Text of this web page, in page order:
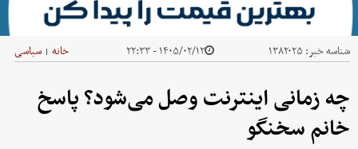
شناسه خبر: ۱۳۸۲۰۲۵ ۱۴۰۵/۰۲/۱۲ - ۲۲:۳۳ خانه | سیاسی
چه زمانی اینترنت وصل می‌شود؟ پاسخ
خانم سخنگو